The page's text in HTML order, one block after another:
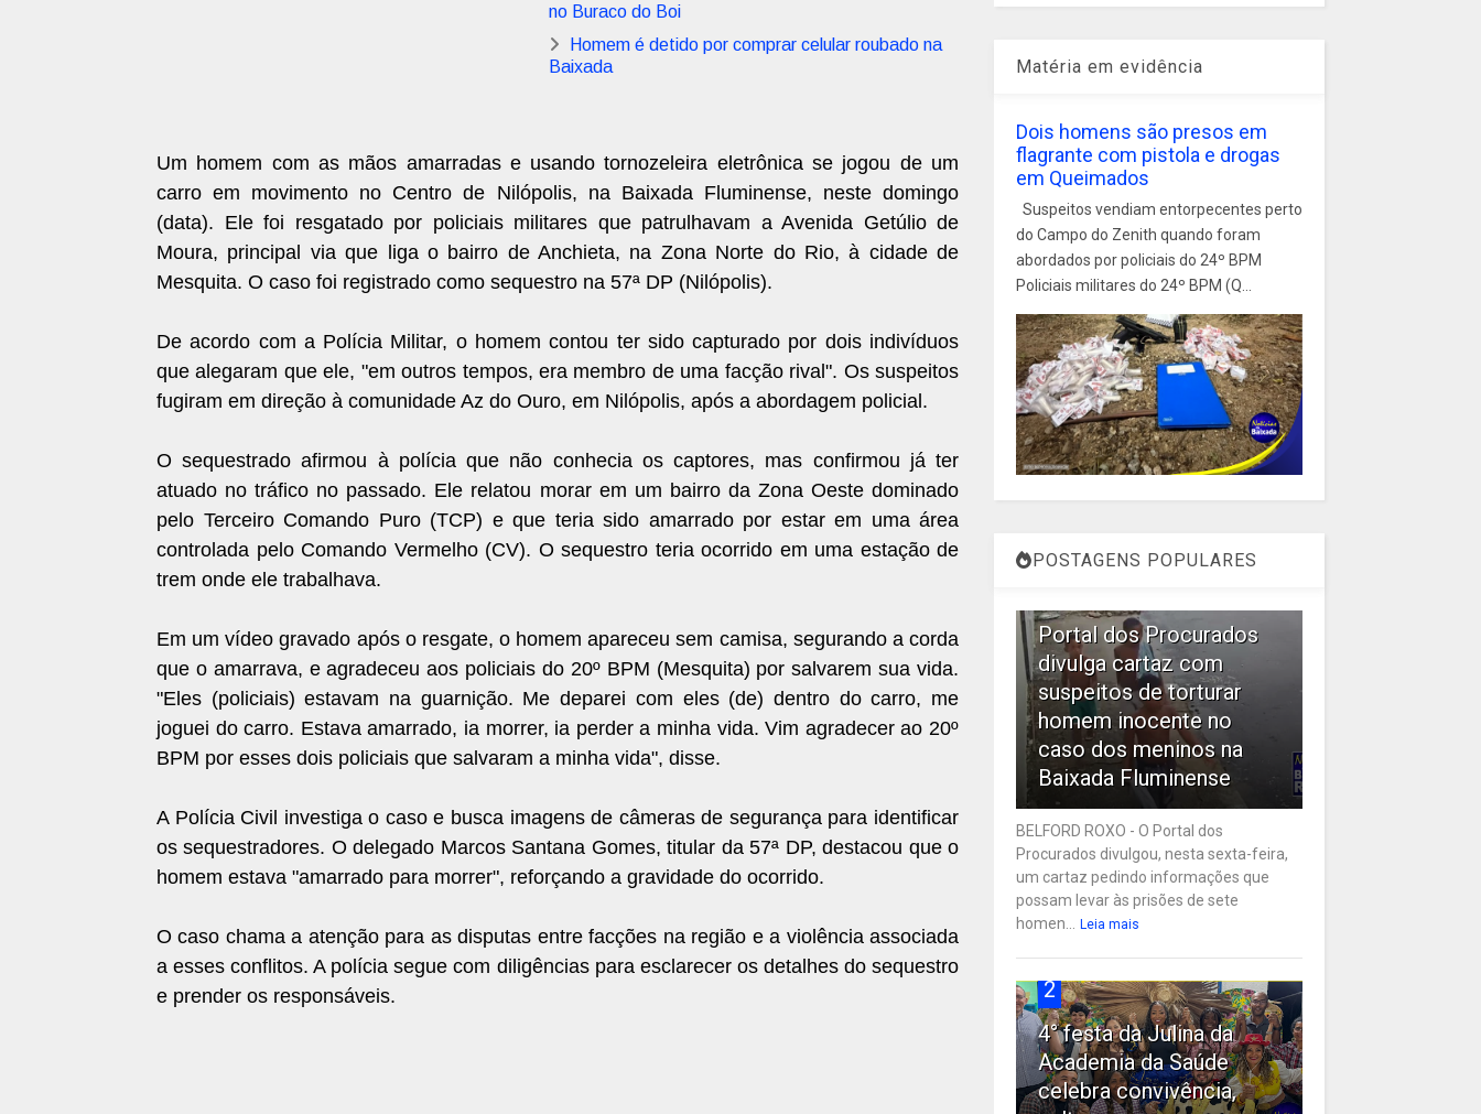
no Buraco do Boi
Homem é detido por comprar celular roubado na
Baixada
Um homem com as mãos amarradas e usando tornozeleira eletrônica se jogou de um
carro em movimento no Centro de Nilópolis, na Baixada Fluminense, neste domingo
(data). Ele foi resgatado por policiais militares que patrulhavam a Avenida Getúlio de
Moura, principal via que liga o bairro de Anchieta, na Zona Norte do Rio, à cidade de
Mesquita. O caso foi registrado como sequestro na 57ª DP (Nilópolis).
De acordo com a Polícia Militar, o homem contou ter sido capturado por dois indivíduos
que alegaram que ele, "em outros tempos, era membro de uma facção rival". Os suspeitos
fugiram em direção à comunidade Az do Ouro, em Nilópolis, após a abordagem policial.
O sequestrado afirmou à polícia que não conhecia os captores, mas confirmou já ter
atuado no tráfico no passado. Ele relatou morar em um bairro da Zona Oeste dominado
pelo Terceiro Comando Puro (TCP) e que teria sido amarrado por estar em uma área
controlada pelo Comando Vermelho (CV). O sequestro teria ocorrido em uma estação de
trem onde ele trabalhava.
Em um vídeo gravado após o resgate, o homem apareceu sem camisa, segurando a corda
que o amarrava, e agradeceu aos policiais do 20º BPM (Mesquita) por salvarem sua vida.
"Eles (policiais) estavam na guarnição. Me deparei com eles (de) dentro do carro, me
joguei do carro. Estava amarrado, ia morrer, ia perder a minha vida. Vim agradecer ao 20º
BPM por esses dois policiais que salvaram a minha vida", disse.
A Polícia Civil investiga o caso e busca imagens de câmeras de segurança para identificar
os sequestradores. O delegado Marcos Santana Gomes, titular da 57ª DP, destacou que o
homem estava "amarrado para morrer", reforçando a gravidade do ocorrido.
O caso chama a atenção para as disputas entre facções na região e a violência associada
a esses conflitos. A polícia segue com diligências para esclarecer os detalhes do sequestro
e prender os responsáveis.
Matéria em evidência
Dois homens são presos em
flagrante com pistola e drogas
em Queimados
Suspeitos vendiam entorpecentes perto
do Campo do Zenith quando foram
abordados por policiais do 24º BPM
Policiais militares do 24º BPM (Q...
POSTAGENS POPULARES
Portal dos Procurados
divulga cartaz com
suspeitos de torturar
homem inocente no
caso dos meninos na
Baixada Fluminense
BELFORD ROXO - O Portal dos
Procurados divulgou, nesta sexta-feira,
um cartaz pedindo informações que
possam levar às prisões de sete
homen... Leia mais
2
4° festa da Julina da
Academia da Saúde
celebra convivência,